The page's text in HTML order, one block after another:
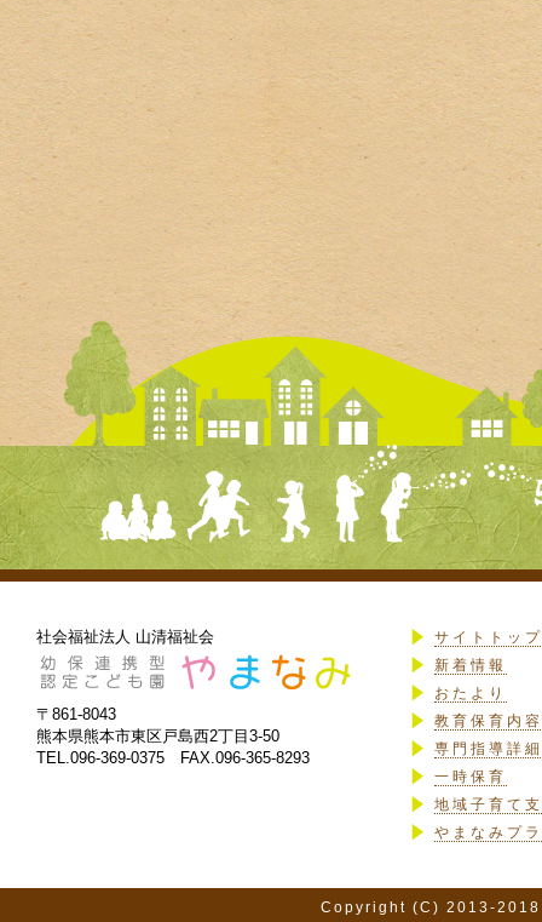
社会福祉法人 山清福祉会
〒861-8043
熊本県熊本市東区戸島西2丁目3-50
TEL.096-369-0375 FAX.096-365-8293
サイトトップ
新着情報
おたより
教育保育内
専門指導詳細
一時保育
地域子育て
やまなみプ
Copyright (C) 2013-